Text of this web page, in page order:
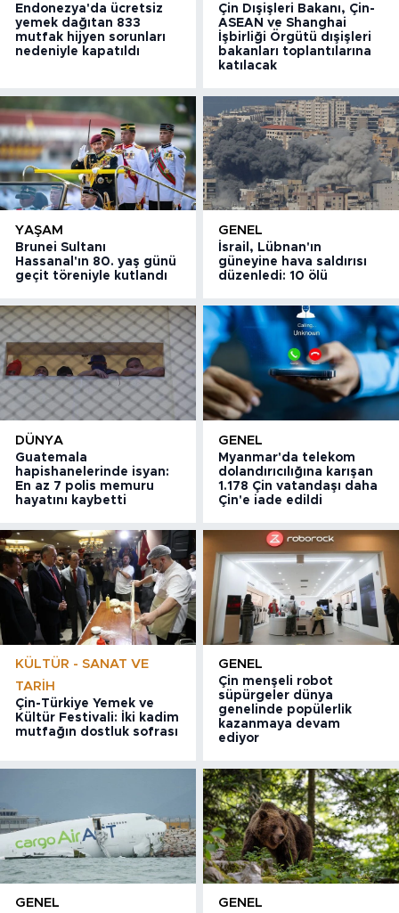
Endonezya'da ücretsiz
yemek dağıtan 833
mutfak hijyen sorunları
nedeniyle kapatıldı
Çin Dışişleri Bakanı, Çin-
ASEAN ve Shanghai
İşbirliği Örgütü dışişleri
bakanları toplantılarına
katılacak
YAŞAM
Brunei Sultanı
Hassanal'ın 80. yaş günü
geçit töreniyle kutlandı
GENEL
İsrail, Lübnan'ın
güneyine hava saldırısı
düzenledi: 10 ölü
DÜNYA
Guatemala
hapishanelerinde isyan:
En az 7 polis memuru
hayatını kaybetti
GENEL
Myanmar'da telekom
dolandırıcılığına karışan
1.178 Çin vatandaşı daha
Çin'e iade edildi
KÜLTÜR - SANAT VE
TARIH
Çin-Türkiye Yemek ve
Kültür Festivali: İki kadim
mutfağın dostluk sofrası
GENEL
Çin menşeli robot
süpürgeler dünya
genelinde popülerlik
kazanmaya devam
ediyor
GENEL GENEL